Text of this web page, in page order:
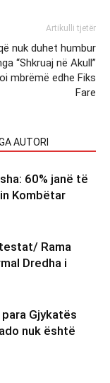
Artikulli tjetër
nuk duhet humbur
“Shkruaj në Akull”
mbrëmë edhe Fiks
Fare
AUTORI
60% janë të
Kombëtar
Rama
Dredha i
Gjykatës
nuk është